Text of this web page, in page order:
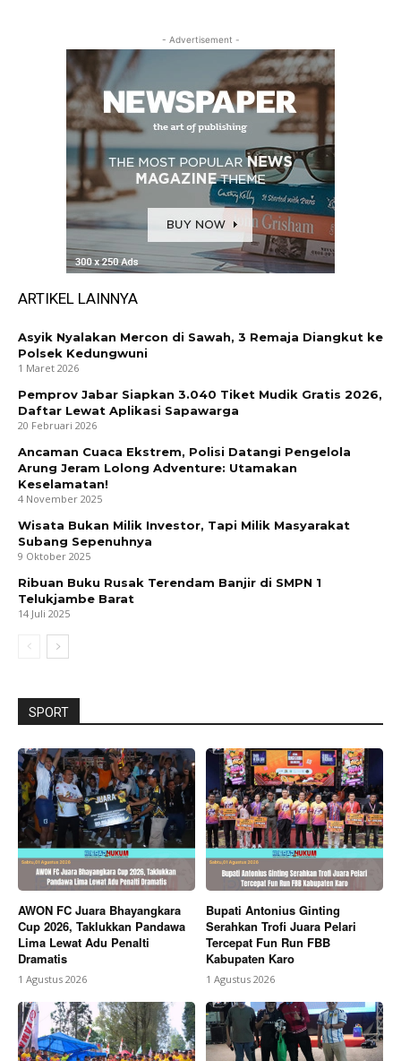
- Advertisement -
ARTIKEL LAINNYA
Asyik Nyalakan Mercon di Sawah, 3 Remaja Diangkut ke
Polsek Kedungwuni
1 Maret 2026
Pemprov Jabar Siapkan 3.040 Tiket Mudik Gratis 2026,
Daftar Lewat Aplikasi Sapawarga
20 Februari 2026
Ancaman Cuaca Ekstrem, Polisi Datangi Pengelola
Arung Jeram Lolong Adventure: Utamakan
Keselamatan!
4 November 2025
Wisata Bukan Milik Investor, Tapi Milik Masyarakat
Subang Sepenuhnya
9 Oktober 2025
Ribuan Buku Rusak Terendam Banjir di SMPN 1
Telukjambe Barat
14 Juli 2025
SPORT
AWON FC Juara Bhayangkara
Cup 2026, Taklukkan Pandawa
Lima Lewat Adu Penalti
Dramatis
1 Agustus 2026
Bupati Antonius Ginting
Serahkan Trofi Juara Pelari
Tercepat Fun Run FBB
Kabupaten Karo
1 Agustus 2026